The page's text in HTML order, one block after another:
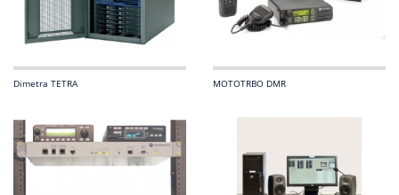
Dimetra TETRA MOTOTRBO DMR